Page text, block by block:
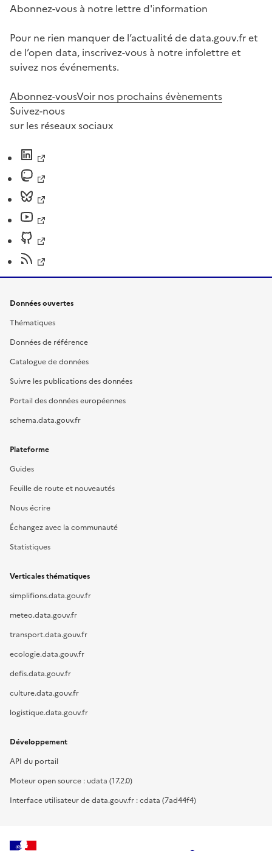
Abonnez-vous à notre lettre d'information
Pour ne rien manquer de l’actualité de data.gouv.fr et
de l’open data, inscrivez-vous à notre infolettre et
suivez nos événements.
Abonnez-vousVoir nos prochains évènements
Suivez-nous
sur les réseaux sociaux
Données ouvertes
Thématiques
Données de référence
Catalogue de données
Suivre les publications des données
Portail des données européennes
schema.data.gouv.fr
Plateforme
Guides
Feuille de route et nouveautés
Nous écrire
Échangez avec la communauté
Statistiques
Verticales thématiques
simplifions.data.gouv.fr
meteo.data.gouv.fr
transport.data.gouv.fr
ecologie.data.gouv.fr
defis.data.gouv.fr
culture.data.gouv.fr
logistique.data.gouv.fr
Développement
API du portail
Moteur open source : udata (17.2.0)
Interface utilisateur de data.gouv.fr : cdata (7ad44f4)